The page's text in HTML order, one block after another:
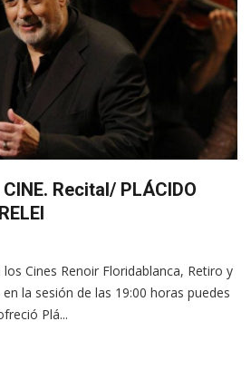
Recital/ PLÁCIDO
Cines Renoir Floridablanca, Retiro y
la sesión de las 19:00 horas puedes
Plá...